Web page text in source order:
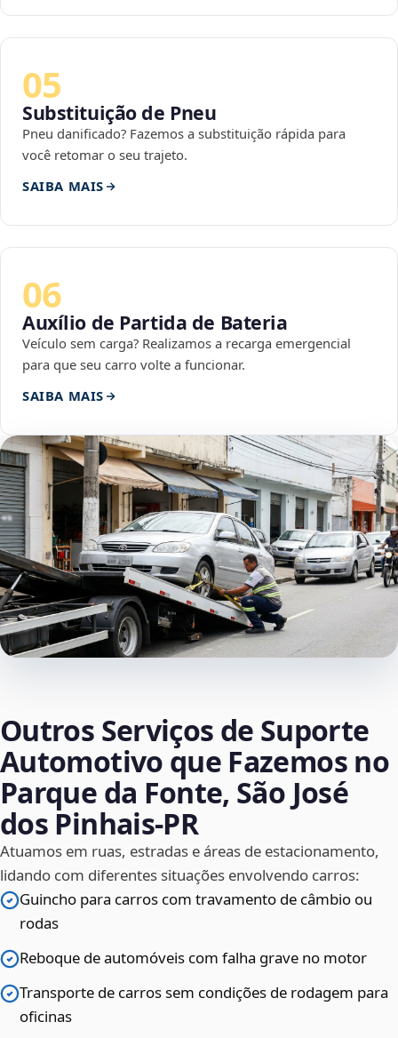
05
Substituição de Pneu
Pneu danificado? Fazemos a substituição rápida para
você retomar o seu trajeto.
SAIBA MAIS
06
Auxílio de Partida de Bateria
Veículo sem carga? Realizamos a recarga emergencial
para que seu carro volte a funcionar.
SAIBA MAIS
Outros Serviços de Suporte
Automotivo que Fazemos no
Parque da Fonte, São José
dos Pinhais‑PR
Atuamos em ruas, estradas e áreas de estacionamento,
lidando com diferentes situações envolvendo carros:
Guincho para carros com travamento de câmbio ou
rodas
Reboque de automóveis com falha grave no motor
Transporte de carros sem condições de rodagem para
oficinas